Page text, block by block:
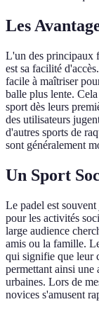
Les
L'un des principaux
est sa facilité
facile à maîtriser
balle plus lente.
sport dès leurs
des utilisateurs
d'autres sports de
sont généralement
Un Sport
Le padel est
pour les activités
large audience
amis ou la famille.
qui signifie que leur
permettant ainsi une
urbaines. Lors de
novices s'amusent